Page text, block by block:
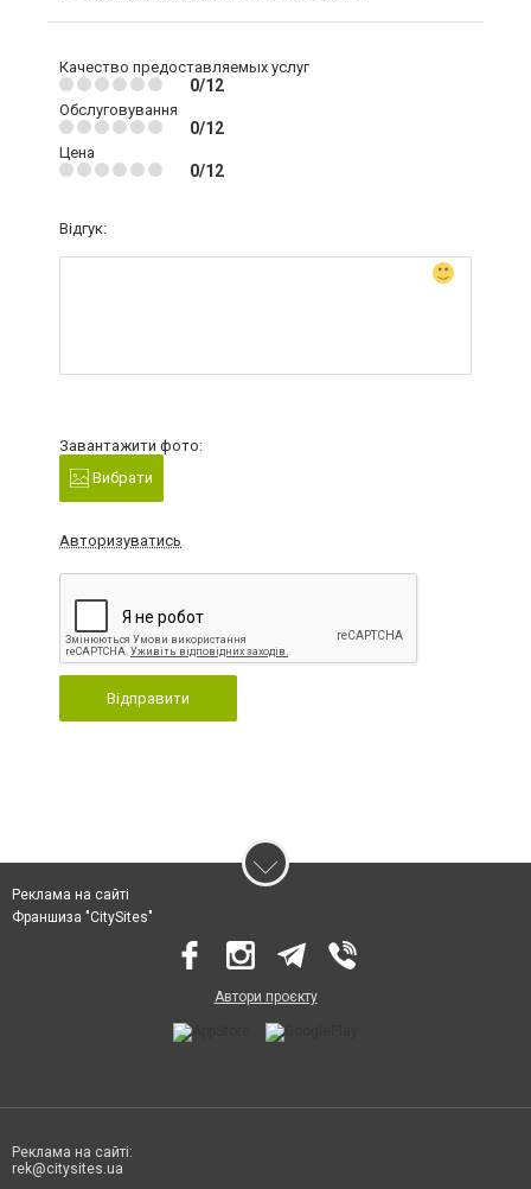
Качество предоставляемых услуг
0/12
Обслуговування
0/12
Цена
0/12
Відгук:
Завантажити фото:
Вибрати
Авторизуватись
Відправити
Реклама на сайті
Франшиза "CitySites"
Автори проєкту
Реклама на сайті:
rek@citysites.ua